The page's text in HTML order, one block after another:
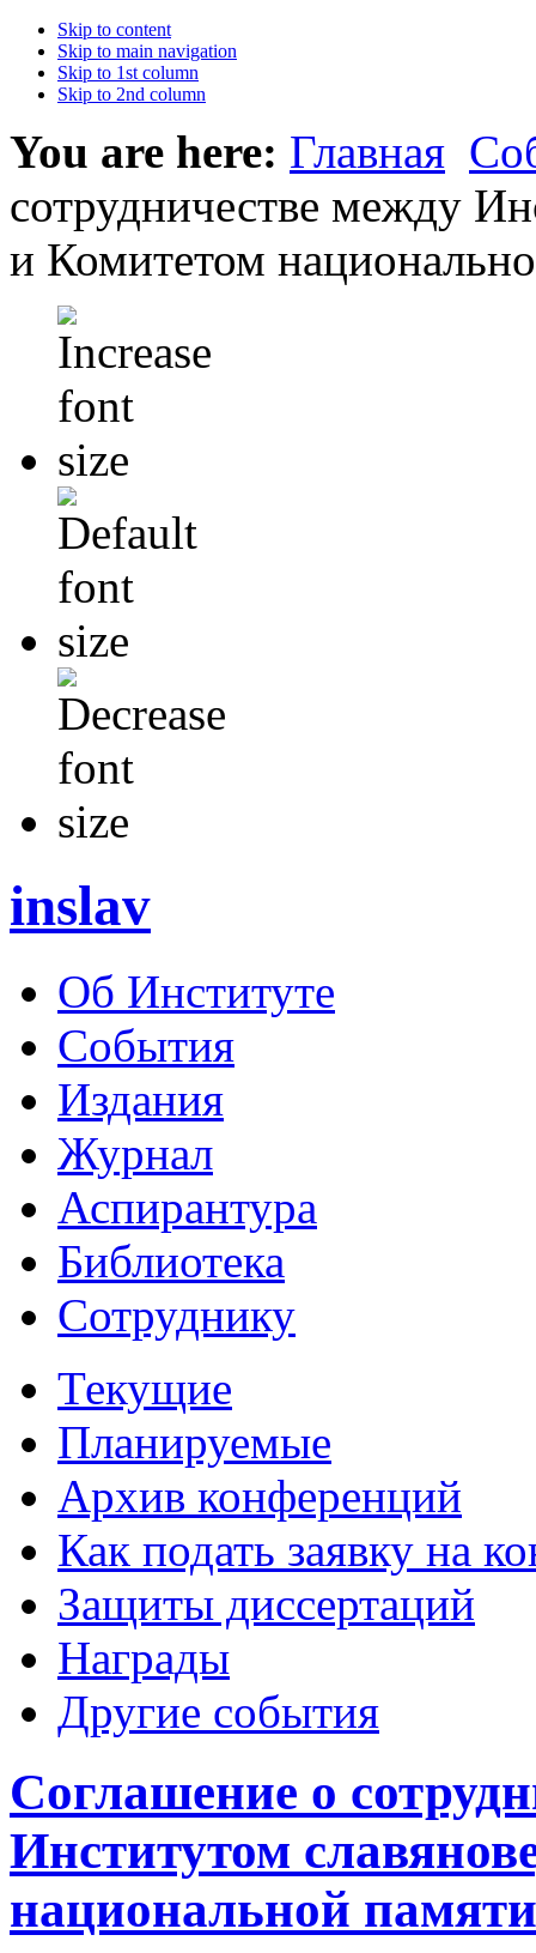
Skip to content
Skip to main navigation
Skip to 1st column
Skip to 2nd column
You are here: Главная
сотрудничестве между
и Комитетом
inslav
Об Институте
События
Издания
Журнал
Аспирантура
Библиотека
Сотруднику
Текущие
Планируемые
Архив конференций
Как подать заявку на
Защиты диссертаций
Награды
Другие события
Соглашение о
Институтом
национальной